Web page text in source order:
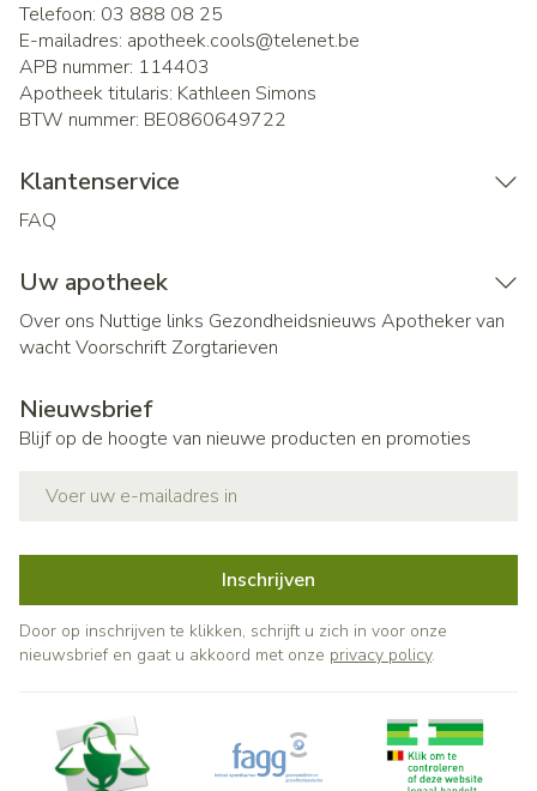
Telefoon: 03 888 08 25
E-mailadres: apotheek.cools@telenet.be
APB nummer: 114403
Apotheek titularis: Kathleen Simons
BTW nummer: BE0860649722
Klantenservice
FAQ
Uw apotheek
Over ons Nuttige links Gezondheidsnieuws Apotheker van
wachtVoorschrift Zorgtarieven
Nieuwsbrief
Blijf op de hoogte van nieuwe producten en promoties
Inschrijven
Door op inschrijven te klikken, schrijft u zich in voor onze
nieuwsbrief en gaat u akkoord met onze privacy policy.